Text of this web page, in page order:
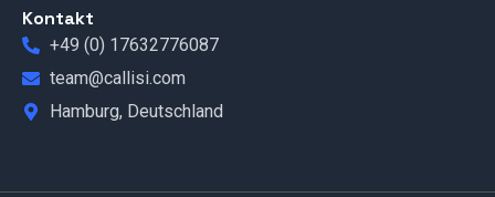
Kontakt
+49 (0) 17632776087
team@callisi.com
Hamburg, Deutschland